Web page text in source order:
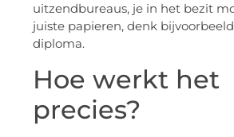
uitzendbureaus, je in het bezit
juiste papieren, denk
diploma.
Hoe werkt het
precies?